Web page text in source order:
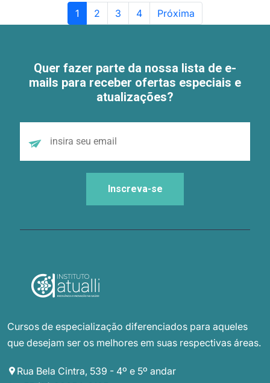
1 2 3 4 Próxima
Quer fazer parte da nossa lista de e-
mails para receber ofertas especiais e
atualizações?
Cursos de especialização diferenciados para aqueles
que desejam ser os melhores em suas respectivas áreas.
Rua Bela Cintra, 539 - 4º e 5º andar